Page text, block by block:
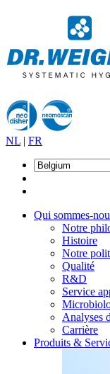
NL | FR
Qui sommes-
Notre
Histoire
Notre
Qualité
R&D
Service
Analyses
Carrière
Produits &